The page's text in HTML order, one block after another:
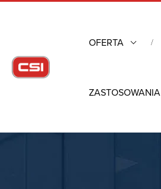
OFERTA
ZASTOSOWANIA